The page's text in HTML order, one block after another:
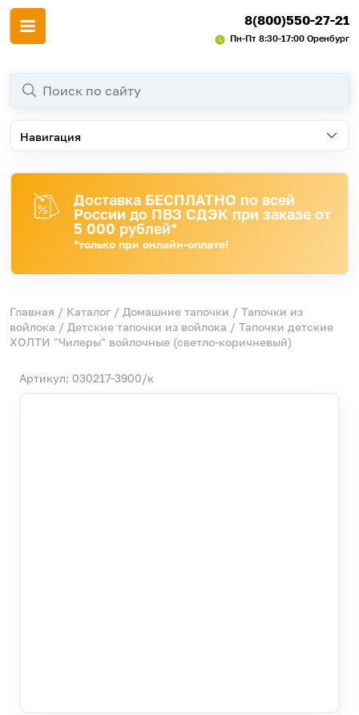
8(800)550-27-21
Пн-Пт 8:30-17:00 Оренбург
Навигация
Доставка БЕСПЛАТНО по всей
России до ПВЗ СДЭК при заказе от
5 000 рублей*
*только при онлайн-оплате!
Главная / Каталог / Домашние тапочки / Тапочки из
войлока / Детские тапочки из войлока / Тапочки детские
ХОЛТИ "Чилеры" войлочные (светло-коричневый)
Артикул: 030217-3900/к